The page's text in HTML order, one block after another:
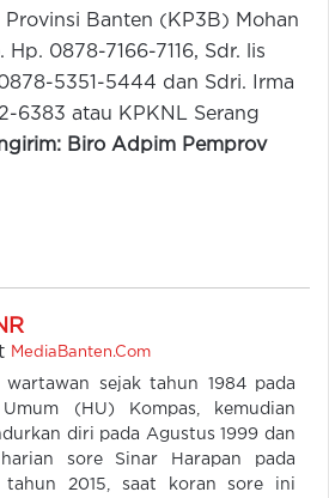
Provinsi Banten (KP3B) Mohan
Hp. 0878-7166-7116, Sdr. lis
5351-5444 dan Sdri. Irma
6383 atau KPKNL Serang
Biro Adpim Pemprov
MediaBanten.Com
wartawan sejak tahun 1984 pada
(HU) Kompas, kemudian
diri pada Agustus 1999 dan
sore Sinar Harapan pada
2015, saat koran sore ini